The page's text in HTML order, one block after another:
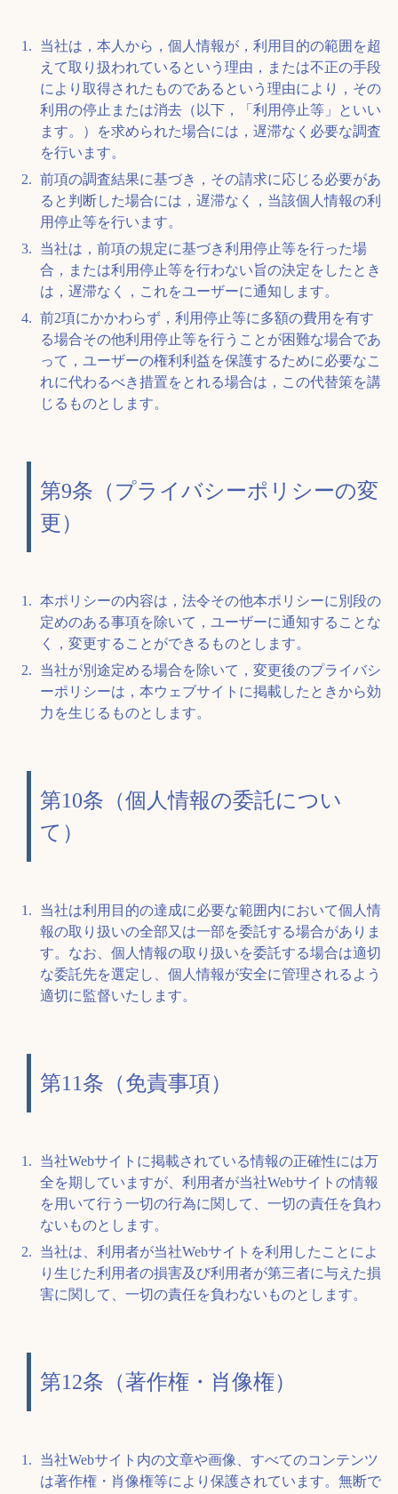
当社は，本人から，個人情報が，利用目的の範囲を超
えて取り扱われているという理由，または不正の手段
により取得されたものであるという理由により，その
利用の停止または消去（以下，「利用停止等」といい
ます。）を求められた場合には，遅滞なく必要な調査
を行います。
前項の調査結果に基づき，その請求に応じる必要があ
ると判断した場合には，遅滞なく，当該個人情報の利
用停止等を行います。
当社は，前項の規定に基づき利用停止等を行った場
合，または利用停止等を行わない旨の決定をしたとき
は，遅滞なく，これをユーザーに通知します。
前2項にかかわらず，利用停止等に多額の費用を有す
る場合その他利用停止等を行うことが困難な場合であ
って，ユーザーの権利利益を保護するために必要なこ
れに代わるべき措置をとれる場合は，この代替策を講
じるものとします。
第9条（プライバシーポリシーの変
更）
本ポリシーの内容は，法令その他本ポリシーに別段の
定めのある事項を除いて，ユーザーに通知することな
く，変更することができるものとします。
当社が別途定める場合を除いて，変更後のプライバシ
ーポリシーは，本ウェブサイトに掲載したときから効
力を生じるものとします。
第10条（個人情報の委託につい
て）
当社は利用目的の達成に必要な範囲内において個人情
報の取り扱いの全部又は一部を委託する場合がありま
す。なお、個人情報の取り扱いを委託する場合は適切
な委託先を選定し、個人情報が安全に管理されるよう
適切に監督いたします。
第11条（免責事項）
当社Webサイトに掲載されている情報の正確性には万
全を期していますが、利用者が当社Webサイトの情報
を用いて行う一切の行為に関して、一切の責任を負わ
ないものとします。
当社は、利用者が当社Webサイトを利用したことによ
り生じた利用者の損害及び利用者が第三者に与えた損
害に関して、一切の責任を負わないものとします。
第12条（著作権・肖像権）
当社Webサイト内の文章や画像、すべてのコンテンツ
は著作権・肖像権等により保護されています。無断で